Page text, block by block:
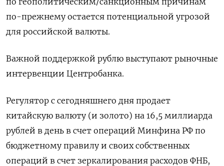
по-прежнему остается потенциальной угрозой
для российской валюты.
Важной поддержкой рублю выступают рыночные
интервенции Центробанка.
Регулятор с сегодняшнего дня продает
китайскую валюту (и золото) на 16,5 ‍миллиарда
рублей в день в счет ‍операций Минфина РФ по
бюджетному правилу и своих собственных
операций в счет зеркалирования расходов ФНБ,